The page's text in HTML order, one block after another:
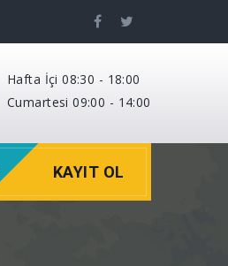
Hafta İçi 08:30 - 18:00
Cumartesi 09:00 - 14:00
KAYIT OL